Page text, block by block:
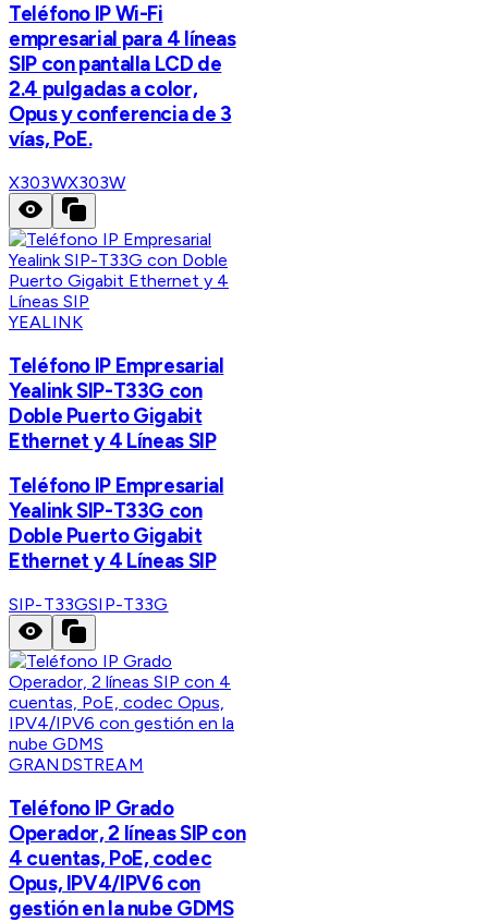
Teléfono IP Wi-Fi
empresarial para 4 líneas
SIP con pantalla LCD de
2.4 pulgadas a color,
Opus y conferencia de 3
vías, PoE.
X303WX303W
YEALINK
Teléfono IP Empresarial
Yealink SIP-T33G con
Doble Puerto Gigabit
Ethernet y 4 Líneas SIP
Teléfono IP Empresarial
Yealink SIP-T33G con
Doble Puerto Gigabit
Ethernet y 4 Líneas SIP
SIP-T33GSIP-T33G
GRANDSTREAM
Teléfono IP Grado
Operador, 2 líneas SIP con
4 cuentas, PoE, codec
Opus, IPV4/IPV6 con
gestión en la nube GDMS